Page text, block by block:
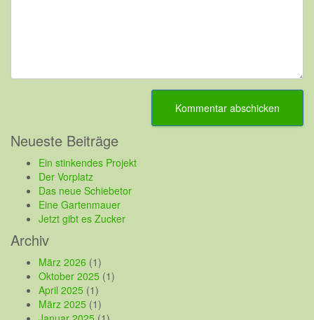
Neueste Beiträge
Ein stinkendes Projekt
Der Vorplatz
Das neue Schiebetor
Eine Gartenmauer
Jetzt gibt es Zucker
Archiv
März 2026 (1)
Oktober 2025 (1)
April 2025 (1)
März 2025 (1)